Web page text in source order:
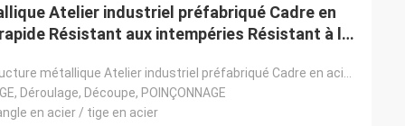
Atelier industriel préfabriqué Cadre en
Résistant aux intempéries Résistant à la
Déroulage, Découpe, POINÇONNAGE
en acier / tige en acier